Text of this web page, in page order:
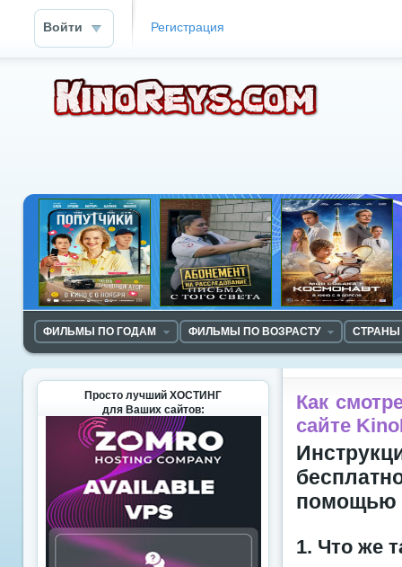
Войти Регистрация
ФИЛЬМЫ ПО ГОДАМ ФИЛЬМЫ ПО ВОЗРАСТУ
Как
сайте
помощью
1. Что же
Просто лучший ХОСТИНГ
для Ваших сайтов: